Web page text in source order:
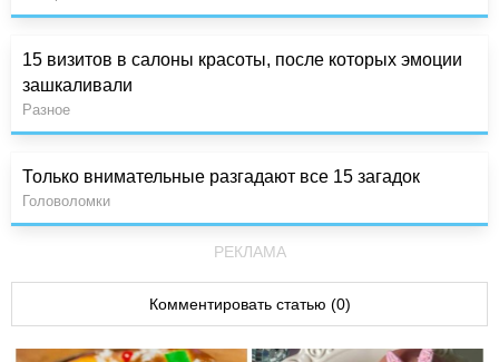
15 визитов в салоны красоты, после которых эмоции
зашкаливали
Разное
Только внимательные разгадают все 15 загадок
Головоломки
РЕКЛАМА
Комментировать статью (0)